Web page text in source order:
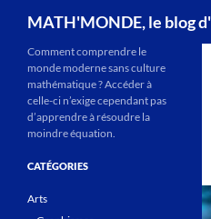
MATH'MONDE, le blog
Comment comprendre le
monde moderne sans culture
mathématique ? Accéder à
celle-ci n’exige cependant pas
d’apprendre à résoudre la
moindre équation.
CATÉGORIES
Arts